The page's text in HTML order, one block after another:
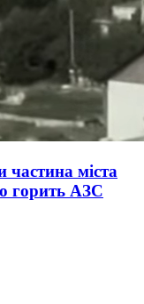
частина міста
горить АЗС